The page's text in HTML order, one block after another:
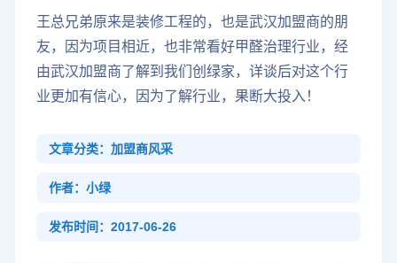
王总兄弟原来是装修工程的，也是武汉加盟商的朋
友，因为项目相近，也非常看好甲醛治理行业，经
由武汉加盟商了解到我们创绿家，详谈后对这个行
业更加有信心，因为了解行业，果断大投入！
文章分类：加盟商风采
作者：小绿
发布时间：2017-06-26